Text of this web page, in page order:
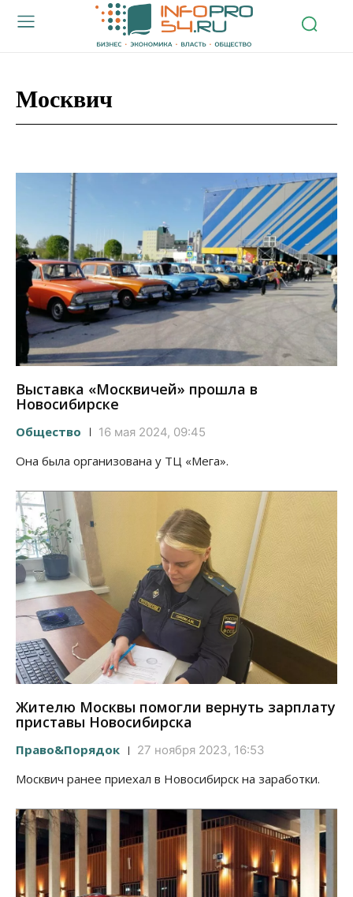
Москвич
Выставка «Москвичей» прошла в
Новосибирске
Общество 16 мая 2024, 09:45
Она была организована у ТЦ «Мега».
Жителю Москвы помогли вернуть зарплату
приставы Новосибирска
Право&Порядок 27 ноября 2023, 16:53
Москвич ранее приехал в Новосибирск на заработки.